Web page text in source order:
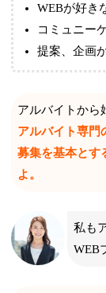
WEBが好き
コミュニー
提案、企画
アルバイトから
アルバイト専門
募集を基本とす
よ。
私も
WEB